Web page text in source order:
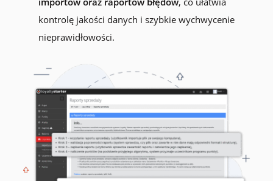
kontrolę jakości danych i szybkie wychwycenie
nieprawidłowości.